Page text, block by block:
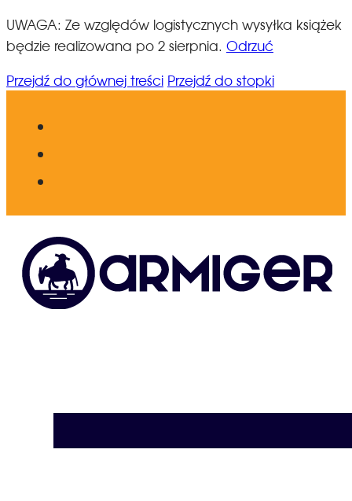
UWAGA: Ze względów logistycznych wysyłka książek
będzie realizowana po 2 sierpnia. Odrzuć
Przejdź do głównej treści Przejdź do stopki